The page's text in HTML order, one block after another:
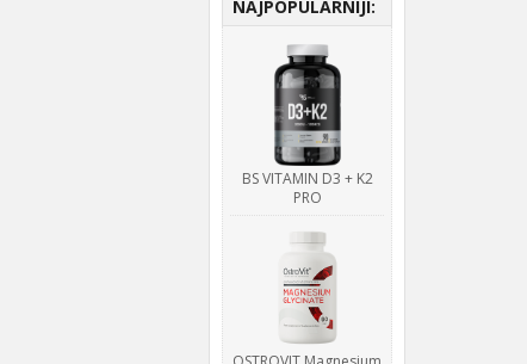
NAJPOPULARNIJI:
BS VITAMIN D3 + K2
PRO